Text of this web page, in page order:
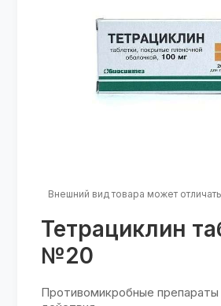
Внешний вид товара может
Тетрациклин
№20
Противомикробные